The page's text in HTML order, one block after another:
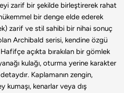
zarif bir şekilde birleştirerek rahat
bir denge elde ederek
zarif ve stil sahibi bir nihai sonuç
Archibald serisi, kendine özgü
açıkta bırakılan bir gömlek
kulağı, oturma yerine karakter
Kaplamanın zengin,
kumaşı, kenarlar veya dış